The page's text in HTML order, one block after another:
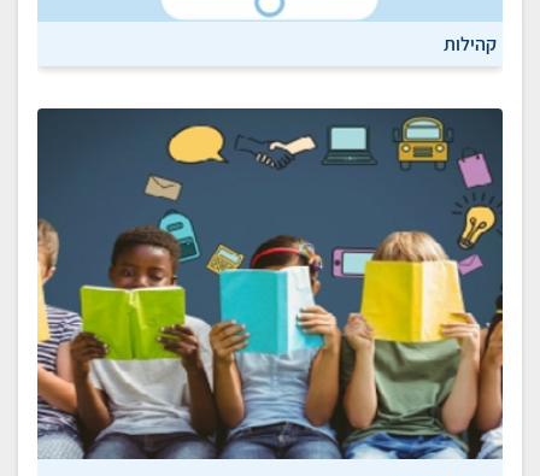
קהילות